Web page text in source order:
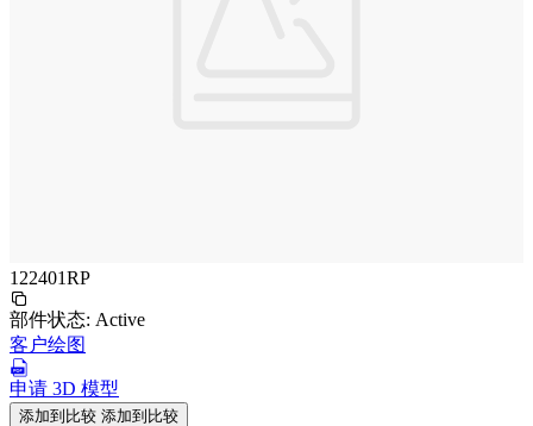
122401RP
部件状态: Active
客户绘图
申请 3D 模型
添加到比较 添加到比较